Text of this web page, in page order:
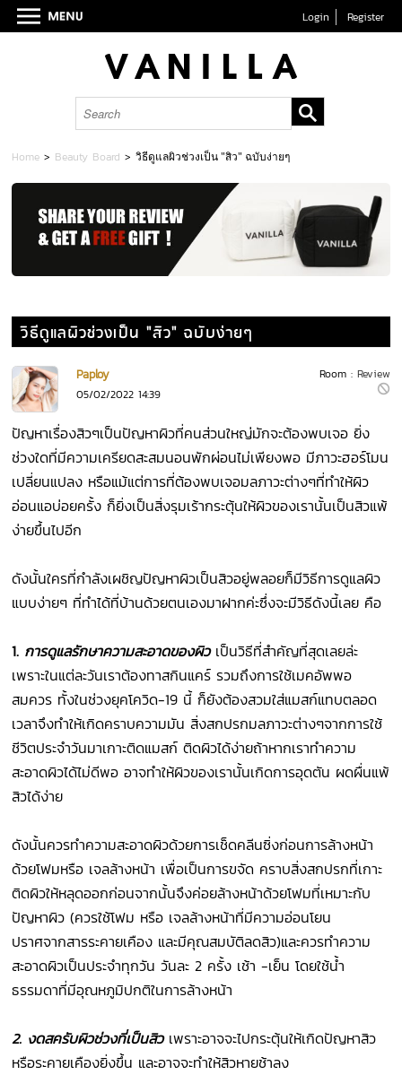
Login Register
Home > Beauty Board >วิธีดูแลผิวช่วงเป็น "สิว" ฉบับง่ายๆ
วิธีดูแลผิวช่วงเป็น "สิว" ฉบับง่ายๆ
Room : Review
Paploy
05/02/2022 14:39
ปัญหาเรื่องสิวๆเป็นปัญหาผิวที่คนส่วนใหญ่มักจะต้องพบเจอ ยิ่ง
ช่วงใดที่มีความเครียดสะสมนอนพักผ่อนไม่เพียงพอ มีภาวะฮอร์โมน
เปลี่ยนแปลง หรือแม้แต่การที่ต้องพบเจอมลภาวะต่างๆที่ทำให้ผิว
อ่อนแอบ่อยครั้ง ก็ยิ่งเป็นสิ่งรุมเร้ากระตุ้นให้ผิวของเรานั้นเป็นสิวแพ้
ง่ายขึ้นไปอีก
ดังนั้นใครที่กำลังเผชิญปัญหาผิวเป็นสิวอยู่พลอยก็มีวิธีการดูแลผิว
แบบง่ายๆ ที่ทำได้ที่บ้านด้วยตนเองมาฝากค่ะซึ่งจะมีวิธีดังนี้เลย คือ
1. การดูแลรักษาความสะอาดของผิวเป็นวิธีที่สำคัญที่สุดเลยล่ะ
เพราะในแต่ละวันเราต้องทาสกินแคร์ รวมถึงการใช้เมคอัพพอ
สมควร ทั้งในช่วงยุคโควิด-19 นี้ ก็ยังต้องสวมใส่แมสก์แทบตลอด
เวลาจึงทำให้เกิดคราบความมัน สิ่งสกปรกมลภาวะต่างๆจากการใช้
ชีวิตประจำวันมาเกาะติดแมสก์ ติดผิวได้ง่ายถ้าหากเราทำความ
สะอาดผิวได้ไม่ดีพอ อาจทำให้ผิวของเรานั้นเกิดการอุดตัน ผดผื่นแพ้
สิวได้ง่าย
ดังนั้นควรทำความสะอาดผิวด้วยการเช็ดคลีนซิ่งก่อนการล้างหน้า
ด้วยโฟมหรือ เจลล้างหน้า เพื่อเป็นการขจัด คราบสิ่งสกปรกที่เกาะ
ติดผิวให้หลุดออกก่อนจากนั้นจึงค่อยล้างหน้าด้วยโฟมที่เหมาะกับ
ปัญหาผิว (ควรใช้โฟม หรือ เจลล้างหน้าที่มีความอ่อนโยน
ปราศจากสารระคายเคือง และมีคุณสมบัติลดสิว)และควรทำความ
สะอาดผิวเป็นประจำทุกวัน วันละ 2 ครั้ง เช้า -เย็น โดยใช้น้ำ
ธรรมดาที่มีอุณหภูมิปกติในการล้างหน้า
2. งดสครับผิวช่วงที่เป็นสิวเพราะอาจจะไปกระตุ้นให้เกิดปัญหาสิว
หรือระคายเคืองยิ่งขึ้น และอาจจะทำให้สิวหายช้าลง